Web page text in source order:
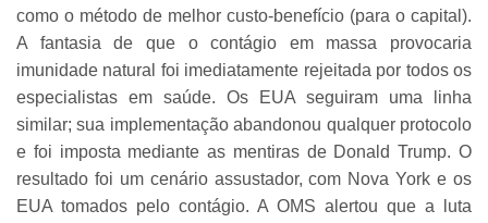
como o método de melhor custo-benefício (para o capital).
A fantasia de que o contágio em massa provocaria
imunidade natural foi imediatamente rejeitada por todos os
especialistas em saúde. Os EUA seguiram uma linha
similar; sua implementação abandonou qualquer protocolo
e foi imposta mediante as mentiras de Donald Trump. O
resultado foi um cenário assustador, com Nova York e os
EUA tomados pelo contágio. A OMS alertou que a luta